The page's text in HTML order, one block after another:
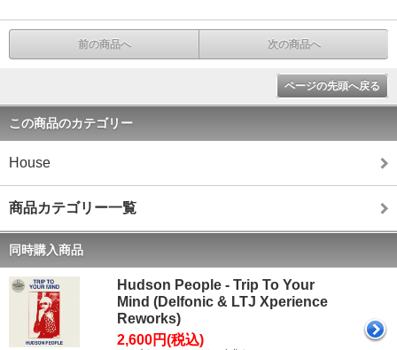
前の商品へ 次の商品へ
ページの先頭へ戻る
この商品のカテゴリー
House
商品カテゴリー一覧
同時購入商品
Hudson People - Trip To Your
Mind (Delfonic & LTJ Xperience
Reworks)
2,600円(税込)